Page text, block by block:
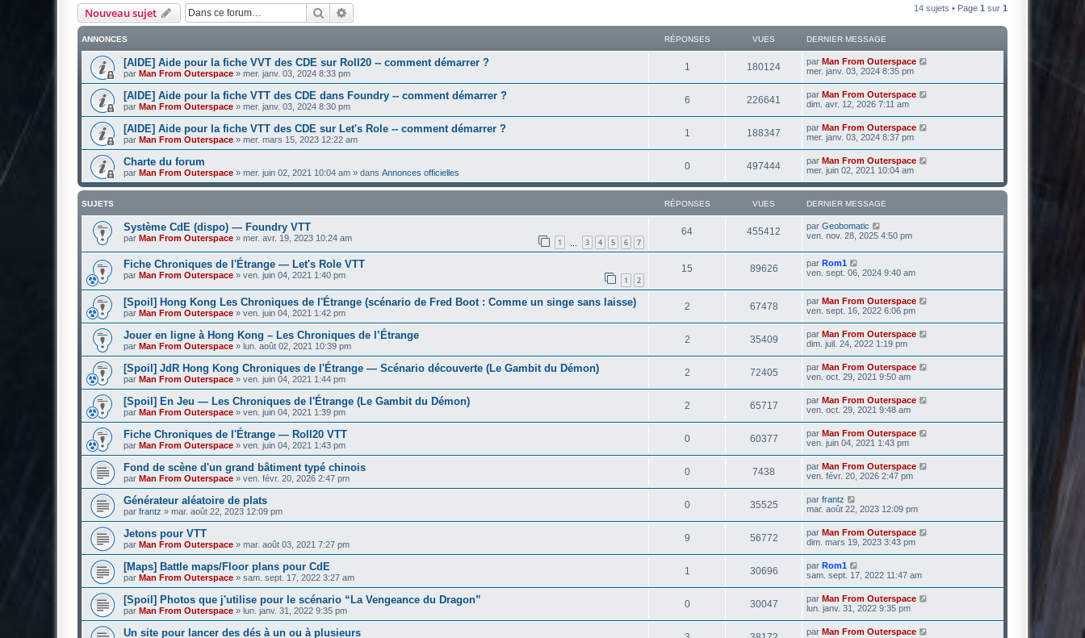
Nouveau sujet Rechercher 14 sujets • Page 1 sur 1
ANNONCES RÉPONSES VUES DERNIER MESSAGE
[AIDE] Aide pour la fiche VVT des CDE sur Roll20 -- comment démarrer ?
par Man From Outerspace » mer. janv. 03, 2024 8:33 pm
1 180124 par Man From Outerspace
mer. janv. 03, 2024 8:35 pm
[AIDE] Aide pour la fiche VTT des CDE dans Foundry -- comment démarrer ?
par Man From Outerspace » mer. janv. 03, 2024 8:30 pm
6 226641 par Man From Outerspace
dim. avr. 12, 2026 7:11 am
[AIDE] Aide pour la fiche VTT des CDE sur Let's Role -- comment démarrer ?
par Man From Outerspace » mer. mars 15, 2023 12:22 am
1 188347 par Man From Outerspace
mer. janv. 03, 2024 8:37 pm
Charte du forum
par Man From Outerspace » mer. juin 02, 2021 10:04 am » dans Annonces officielles
0 497444 par Man From Outerspace
mer. juin 02, 2021 10:04 am
SUJETS RÉPONSES VUES DERNIER MESSAGE
Système CdE (dispo) — Foundry VTT
par Man From Outerspace » mer. avr. 19, 2023 10:24 am 1 3 4 5 6 7
64 455412 par Geobomatic
ven. nov. 28, 2025 4:50 pm
Fiche Chroniques de l'Étrange — Let's Role VTT
par Man From Outerspace » ven. juin 04, 2021 1:40 pm 1 2
15 89626 par Rom1
ven. sept. 06, 2024 9:40 am
[Spoil] Hong Kong Les Chroniques de l'Étrange (scénario de Fred Boot : Comme un singe sans laisse)
par Man From Outerspace » ven. juin 04, 2021 1:42 pm
2 67478 par Man From Outerspace
ven. sept. 16, 2022 6:06 pm
Jouer en ligne à Hong Kong – Les Chroniques de l’Étrange
par Man From Outerspace » lun. août 02, 2021 10:39 pm
2 35409 par Man From Outerspace
dim. juil. 24, 2022 1:19 pm
[Spoil] JdR Hong Kong Chroniques de l'Étrange — Scénario découverte (Le Gambit du Démon)
par Man From Outerspace » ven. juin 04, 2021 1:44 pm
2 72405 par Man From Outerspace
ven. oct. 29, 2021 9:50 am
[Spoil] En Jeu — Les Chroniques de l'Étrange (Le Gambit du Démon)
par Man From Outerspace » ven. juin 04, 2021 1:39 pm
2 65717 par Man From Outerspace
ven. oct. 29, 2021 9:48 am
Fiche Chroniques de l'Étrange — Roll20 VTT
par Man From Outerspace » ven. juin 04, 2021 1:43 pm
0 60377 par Man From Outerspace
ven. juin 04, 2021 1:43 pm
Fond de scène d'un grand bâtiment typé chinois
par Man From Outerspace » ven. févr. 20, 2026 2:47 pm
0 7438 par Man From Outerspace
ven. févr. 20, 2026 2:47 pm
Générateur aléatoire de plats
par frantz » mar. août 22, 2023 12:09 pm
0 35525 par frantz
mar. août 22, 2023 12:09 pm
Jetons pour VTT
par Man From Outerspace » mar. août 03, 2021 7:27 pm
9 56772 par Man From Outerspace
dim. mars 19, 2023 3:43 pm
[Maps] Battle maps/Floor plans pour CdE
par Man From Outerspace » sam. sept. 17, 2022 3:27 am
1 30696 par Rom1
sam. sept. 17, 2022 11:47 am
[Spoil] Photos que j'utilise pour le scénario “La Vengeance du Dragon”
par Man From Outerspace » lun. janv. 31, 2022 9:35 pm
0 30047 par Man From Outerspace
lun. janv. 31, 2022 9:35 pm
Un site pour lancer des dés à un ou à plusieurs par Man From Outerspace